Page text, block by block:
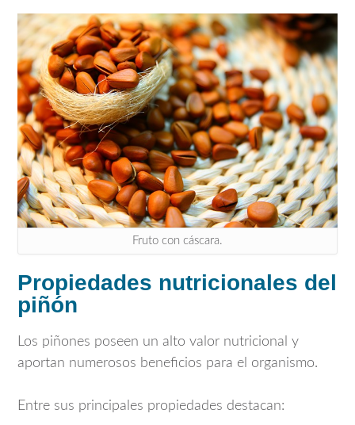
Fruto con cáscara.
Propiedades nutricionales del
piñón
Los piñones poseen un alto valor nutricional y
aportan numerosos beneficios para el organismo.
Entre sus principales propiedades destacan: